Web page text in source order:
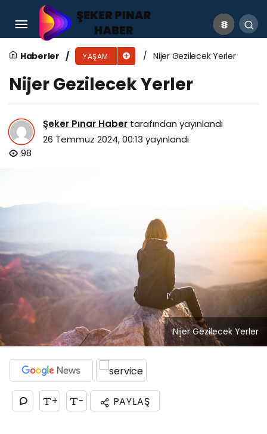
Haberler YAŞAM Nijer Gezilecek Yerler
Nijer Gezilecek Yerler
Şeker Pınar Haber tarafından yayınlandı
26 Temmuz 2024, 00:13 yayınlandı
98
Nijer Gezilecek Yerler
+ - PAYLAŞ
Nambiya Gezilecek Yerler